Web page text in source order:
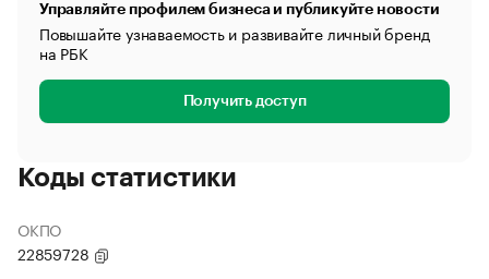
Управляйте профилем бизнеса и публикуйте новости
Повышайте узнаваемость и развивайте личный бренд
на РБК
Получить доступ
Коды статистики
ОКПО
22859728